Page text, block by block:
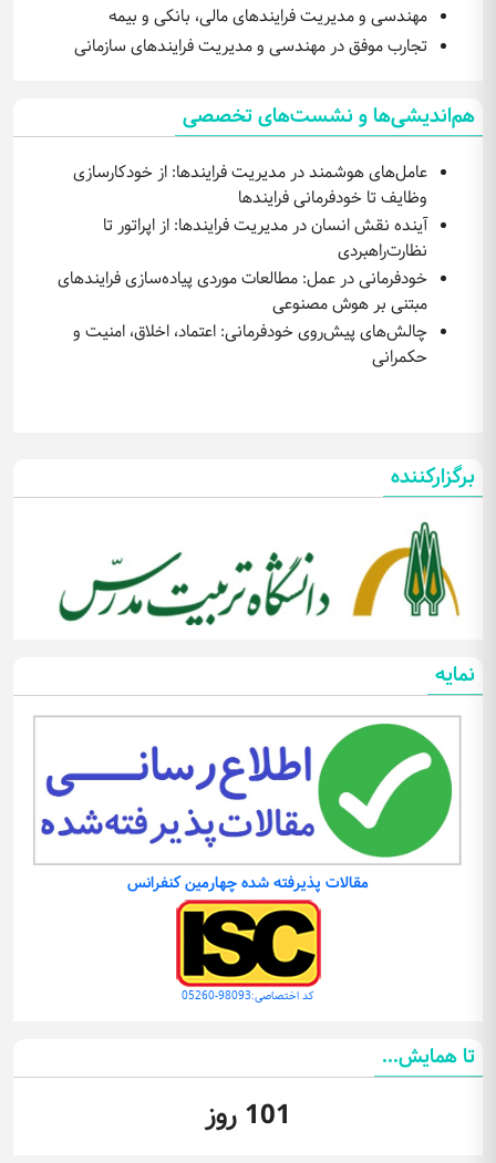
مهندسی و مدیریت فرایندهای مالی، بانکی و بیمه
تجارب موفق در مهندسی و مدیریت فرایندهای سازمانی
هم‌اندیشی‌ها و نشست‌های تخصصی
عامل‌های هوشمند در مدیریت فرایندها: از خودکارسازی
وظایف تا خودفرمانی فرایندها
آینده نقش انسان در مدیریت فرایندها: از اپراتور تا
نظارت‌راهبردی
خودفرمانی در عمل: مطالعات موردی پیاده‌سازی فرایندهای
مبتنی بر هوش مصنوعی
چالش‌های پیش‌روی خودفرمانی: اعتماد، اخلاق، امنیت و
حکمرانی
برگزارکننده
نمایه
مقالات پذیرفته شده چهارمین کنفرانس
کد اختصاصی:98093-05260
تا همایش...
101 روز